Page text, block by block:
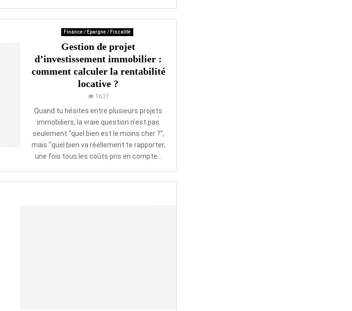
Finance / Epargne / Fiscalité
Gestion de projet
d’investissement immobilier :
comment calculer la rentabilité
locative ?
1637
Quand tu hésites entre plusieurs projets
immobiliers, la vraie question n’est pas
seulement “quel bien est le moins cher ?”,
mais “quel bien va réellement te rapporter,
une fois tous les coûts pris en compte...